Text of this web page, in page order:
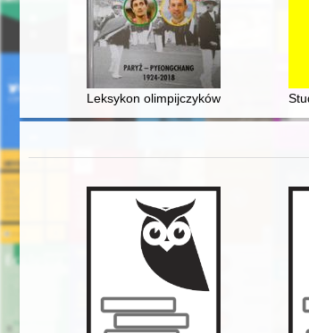
Leksykon olimpijczyków regionu